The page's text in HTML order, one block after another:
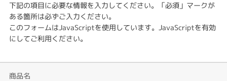
下記の項目に必要な情報を入力してください。「必須」マークが
ある箇所は必ずご入力ください。
このフォームはJavaScriptを使用しています。JavaScriptを有効
にしてご利用ください。
商品名